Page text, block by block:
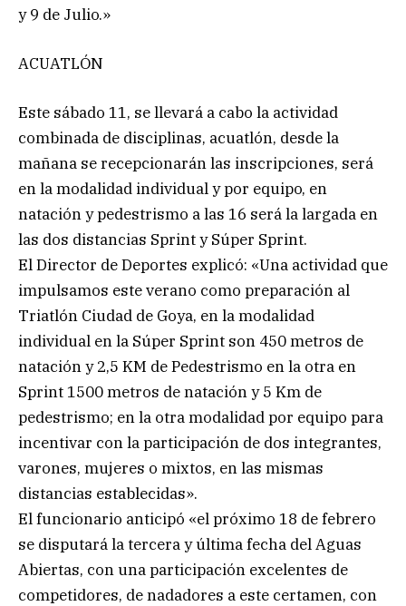
y 9 de Julio.»
ACUATLÓN
Este sábado 11, se llevará a cabo la actividad
combinada de disciplinas, acuatlón, desde la
mañana se recepcionarán las inscripciones, será
en la modalidad individual y por equipo, en
natación y pedestrismo a las 16 será la largada en
las dos distancias Sprint y Súper Sprint.
El Director de Deportes explicó: «Una actividad que
impulsamos este verano como preparación al
Triatlón Ciudad de Goya, en la modalidad
individual en la Súper Sprint son 450 metros de
natación y 2,5 KM de Pedestrismo en la otra en
Sprint 1500 metros de natación y 5 Km de
pedestrismo; en la otra modalidad por equipo para
incentivar con la participación de dos integrantes,
varones, mujeres o mixtos, en las mismas
distancias establecidas».
El funcionario anticipó «el próximo 18 de febrero
se disputará la tercera y última fecha del Aguas
Abiertas, con una participación excelentes de
competidores, de nadadores a este certamen, con